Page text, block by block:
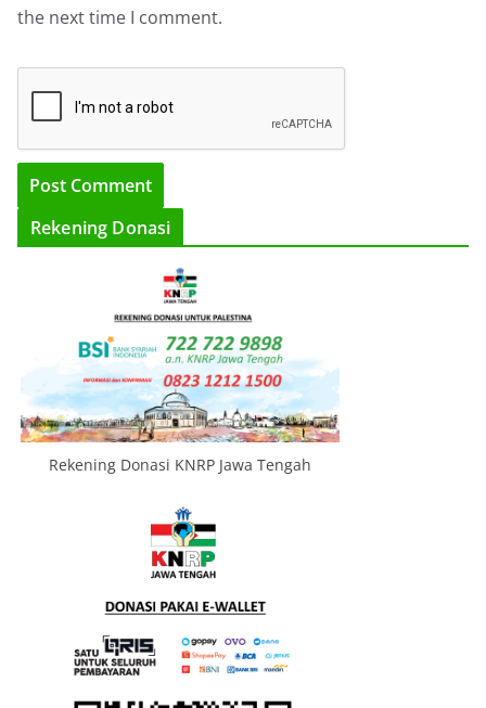
the next time I comment.
Rekening Donasi
Rekening Donasi KNRP Jawa Tengah